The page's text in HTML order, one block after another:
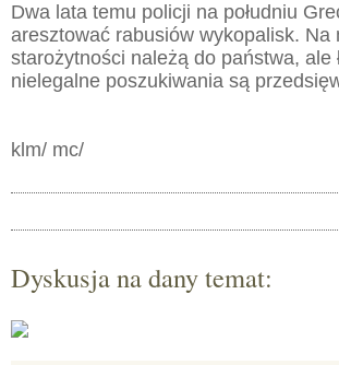
Dwa lata temu policji na południu
aresztować rabusiów wykopalisk.
starożytności należą do państwa,
nielegalne poszukiwania są
klm/ mc/
Dyskusja na dany temat: